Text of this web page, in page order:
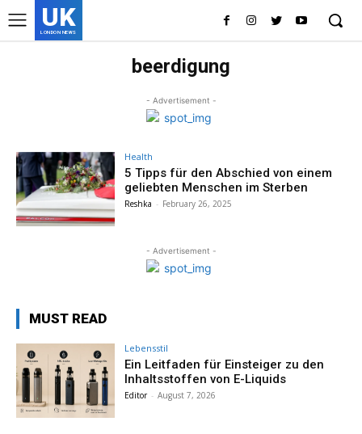
UK
LONDON NEWS
beerdigung
- Advertisement -
Health
5 Tipps für den Abschied von einem
geliebten Menschen im Sterben
Reshka - February 26, 2025
- Advertisement -
MUST READ
Lebensstil
Ein Leitfaden für Einsteiger zu den
Inhaltsstoffen von E-Liquids
Editor - August 7, 2026